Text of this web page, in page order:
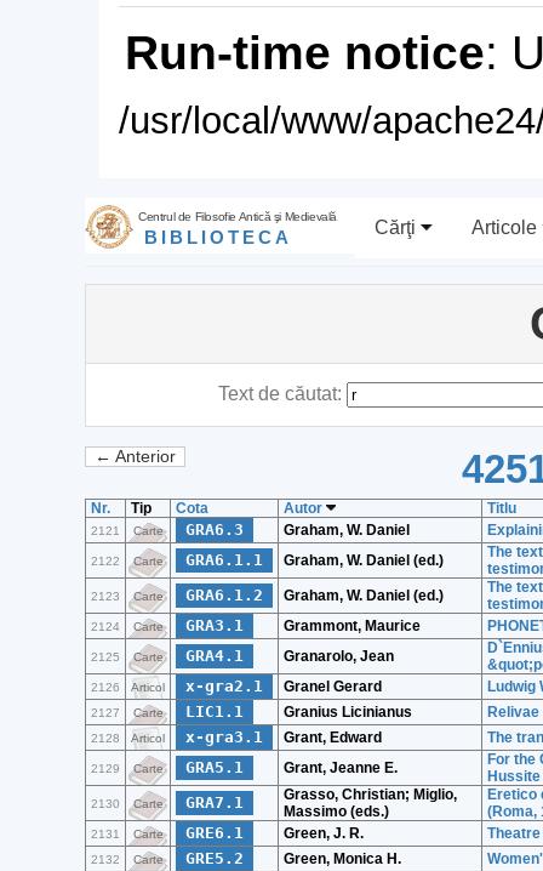
Run-time notice:
/usr/local/www/
Centrul de Filosofie Antică şi Medievală
BIBLIOTECA Cărţi Articole
Text de căutat:
← Anterior
Nr. Tip Cota Autor Titlu
2121 Carte GRA6.3 Graham, W. Daniel
2122 Carte GRA6.1.1 Graham, W. Daniel (ed.)
The
2123 Carte GRA6.1.2 Graham, W. Daniel (ed.)
The
2124 Carte GRA3.1 Grammont, Maurice
2125 Carte GRA4.1 Granarolo, Jean
2126 Articol x-gra2.1 Granel Gerard Ludwig
2127 Carte LIC1.1 Granius Licinianus Relivae
2128 Articol x-gra3.1 Grant, Edward The
2129 Carte GRA5.1 Grant, Jeanne E.
For the
2130 Carte GRA7.1
Grasso, Christian; Miglio,
Massimo (eds.)
Eretico
(Roma,
2131 Carte GRE6.1 Green, J. R.
2132 Carte GRE5.2 Green, Monica H.